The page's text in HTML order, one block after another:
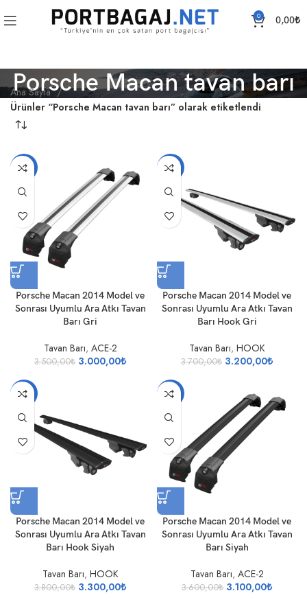
0 0,00₺
Porsche Macan tavan barı
Ana Sayfa
Ürünler “Porsche Macan tavan barı” olarak etiketlendi
-14%
Porsche Macan 2014 Model ve
Sonrası Uyumlu Ara Atkı Tavan
Barı Gri
Tavan Barı, ACE-2
3.500,00₺ 3.000,00₺
-14%
Porsche Macan 2014 Model ve
Sonrası Uyumlu Ara Atkı Tavan
Barı Hook Gri
Tavan Barı, HOOK
3.700,00₺ 3.200,00₺
-13%
Porsche Macan 2014 Model ve
Sonrası Uyumlu Ara Atkı Tavan
Barı Hook Siyah
Tavan Barı, HOOK
3.800,00₺ 3.300,00₺
-14%
Porsche Macan 2014 Model ve
Sonrası Uyumlu Ara Atkı Tavan
Barı Siyah
Tavan Barı, ACE-2
3.600,00₺ 3.100,00₺